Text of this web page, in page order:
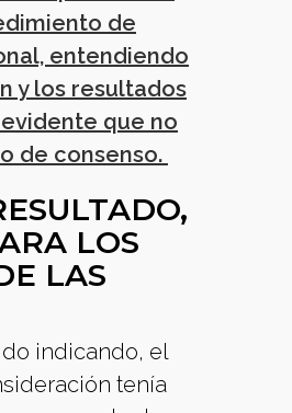
de
entendiendo
y los resultados
que no
de consenso.
LOS
LAS
indicando, el
tenía